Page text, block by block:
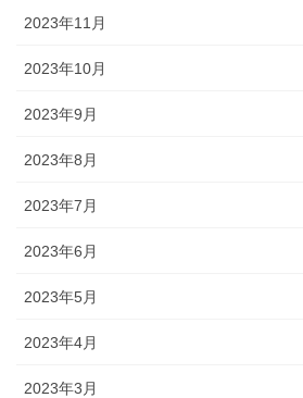
2023年11月
2023年10月
2023年9月
2023年8月
2023年7月
2023年6月
2023年5月
2023年4月
2023年3月